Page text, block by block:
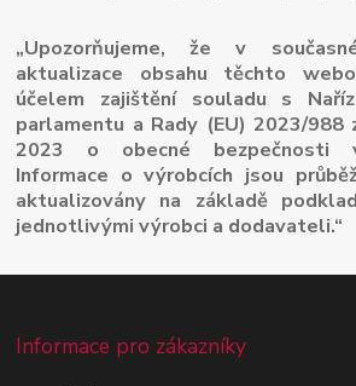
„Upozorňujeme, že v
aktualizace obsahu těchto
účelem zajištění souladu s
parlamentu a Rady (EU) 2023/988
2023 o obecné bezpečnosti
Informace o výrobcích jsou
aktualizovány na základě
jednotlivými výrobci a dodavateli.“
Informace pro zákazníky